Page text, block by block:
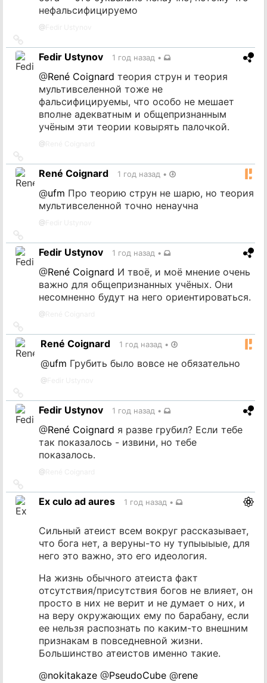
нефальсифицируемо
@
на
источник
Fedir Ustynov 1 год назад •
@René Coignard теория струн и теория
мультивселенной тоже не
фальсифицируемы, что особо не мешает
вполне адекватным и общепризнанным
учёным эти теории ковырять палочкой.
@
на
источник
René Coignard 1 год назад •
@ufm Про теорию струн не шарю, но теория
мультивселенной точно ненаучна
@
на
источник
Fedir Ustynov 1 год назад •
@René Coignard И твоё, и моё мнение очень
важно для общепризнанных учёных. Они
несомненно будут на него ориентироваться.
@
на
источник
René Coignard 1 год назад •
@ufm Грубить было вовсе не обязательно
@
на
источник
Fedir Ustynov 1 год назад •
@René Coignard я разве грубил? Если тебе
так показалось - извини, но тебе
показалось.
@
на
источник
Ex culo ad aures 1 год назад •
Сильный атеист всем вокруг рассказывает,
что бога нет, а веруны-то ну тупыыыые, для
него это важно, это его идеология.
На жизнь обычного атеиста факт
отсутствия/присутствия богов не влияет, он
просто в них не верит и не думает о них, и
на веру окружающих ему по барабану, если
ее нельзя распознать по каким-то внешним
признакам в повседневной жизни.
Большинство атеистов именно такие.
@nokitakaze @PseudoCube @rene